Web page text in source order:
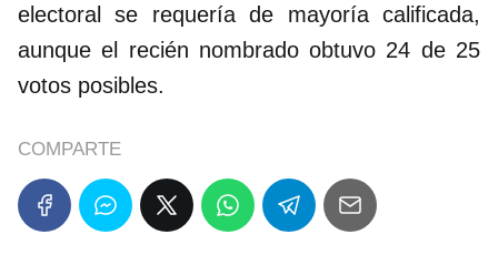
electoral se requería de mayoría calificada,
aunque el recién nombrado obtuvo 24 de 25
votos posibles.
COMPARTE